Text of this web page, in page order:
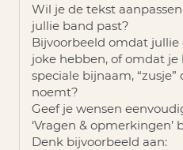
Wil je de tekst
jullie band past?
Bijvoorbeeld omdat jullie
joke hebben, of omdat
speciale bijnaam,
noemt?
Geef je wensen
‘Vragen & opmerkingen’
Denk bijvoorbeeld aan: